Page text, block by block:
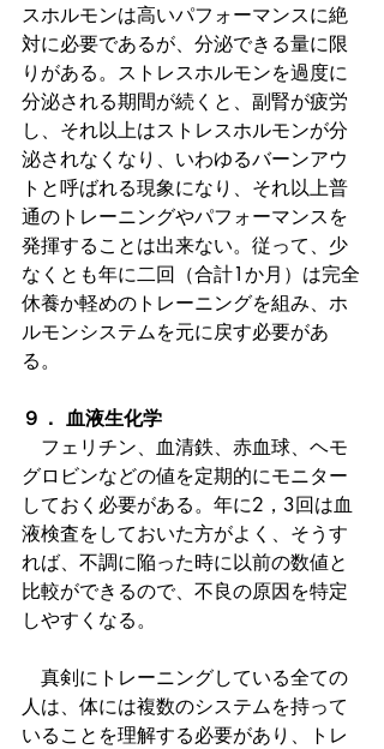
スホルモンは高いパフォーマンスに絶
対に必要であるが、分泌できる量に限
りがある。ストレスホルモンを過度に
分泌される期間が続くと、副腎が疲労
し、それ以上はストレスホルモンが分
泌されなくなり、いわゆるバーンアウ
トと呼ばれる現象になり、それ以上普
通のトレーニングやパフォーマンスを
発揮することは出来ない。従って、少
なくとも年に二回（合計1か月）は完全
休養か軽めのトレーニングを組み、ホ
ルモンシステムを元に戻す必要があ
る。
９． 血液生化学
フェリチン、血清鉄、赤血球、ヘモ
グロビンなどの値を定期的にモニター
しておく必要がある。年に2，3回は血
液検査をしておいた方がよく、そうす
れば、不調に陥った時に以前の数値と
比較ができるので、不良の原因を特定
しやすくなる。
真剣にトレーニングしている全ての
人は、体には複数のシステムを持って
いることを理解する必要があり、トレ